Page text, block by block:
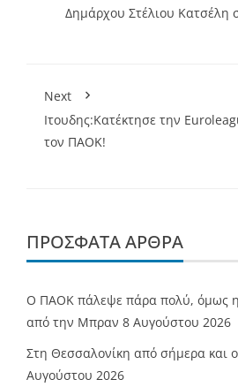
Δημάρχου Στέλιου Κατσέλη
Next
Ιτουδης:Κατέκτησε την
τον ΠΑΟΚ!
ΠΡΌΣΦΑΤΑ ΆΡΘΡΑ
Ο ΠΑΟΚ πάλεψε πάρα πολύ, όμως
από την Μπραν 8 Αυγούστου 2026
Στη Θεσσαλονίκη από σήμερα και ο
Αυγούστου 2026